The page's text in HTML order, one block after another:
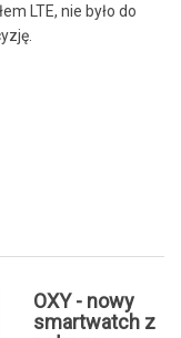
LTE, nie było do
OXY - nowy
smartwatch z